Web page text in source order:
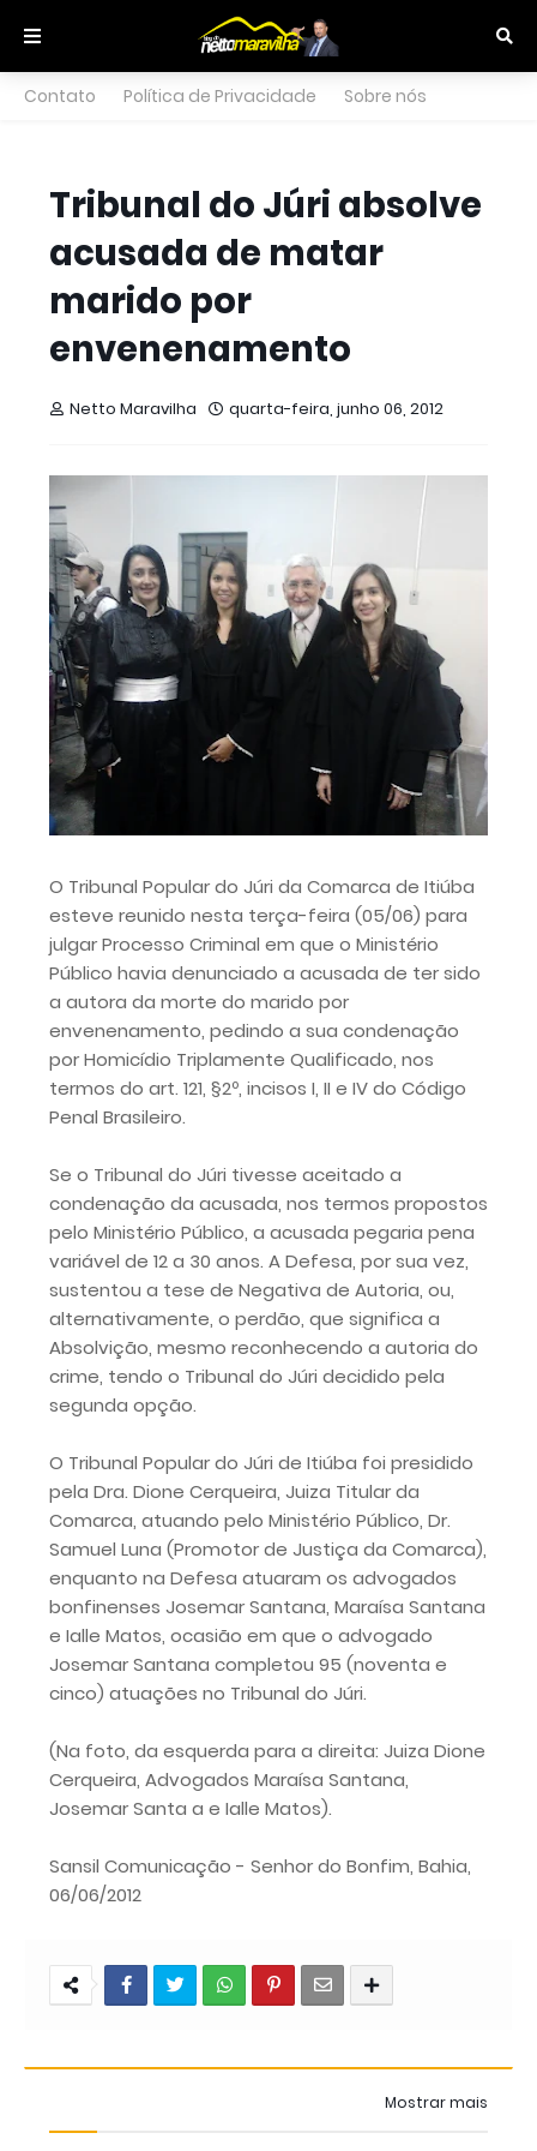
Contato Política de Privacidade Sobre nós
Tribunal do Júri absolve
acusada de matar
marido por
envenenamento
Netto Maravilha quarta-feira, junho 06, 2012
O Tribunal Popular do Júri da Comarca de Itiúba
esteve reunido nesta terça-feira (05/06) para
julgar Processo Criminal em que o Ministério
Público havia denunciado a acusada de ter sido
a autora da morte do marido por
envenenamento, pedindo a sua condenação
por Homicídio Triplamente Qualificado, nos
termos do art. 121, §2º, incisos I, II e IV do Código
Penal Brasileiro.
Se o Tribunal do Júri tivesse aceitado a
condenação da acusada, nos termos propostos
pelo Ministério Público, a acusada pegaria pena
variável de 12 a 30 anos. A Defesa, por sua vez,
sustentou a tese de Negativa de Autoria, ou,
alternativamente, o perdão, que significa a
Absolvição, mesmo reconhecendo a autoria do
crime, tendo o Tribunal do Júri decidido pela
segunda opção.
O Tribunal Popular do Júri de Itiúba foi presidido
pela Dra. Dione Cerqueira, Juiza Titular da
Comarca, atuando pelo Ministério Público, Dr.
Samuel Luna (Promotor de Justiça da Comarca),
enquanto na Defesa atuaram os advogados
bonfinenses Josemar Santana, Maraísa Santana
e Ialle Matos, ocasião em que o advogado
Josemar Santana completou 95 (noventa e
cinco) atuações no Tribunal do Júri.
(Na foto, da esquerda para a direita: Juiza Dione
Cerqueira, Advogados Maraísa Santana,
Josemar Santa a e Ialle Matos).
Sansil Comunicação - Senhor do Bonfim, Bahia,
06/06/2012
Mostrar mais